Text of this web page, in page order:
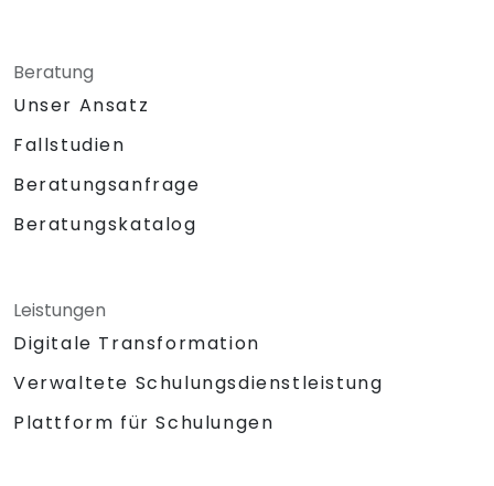
Beratung
Unser Ansatz
Fallstudien
Beratungsanfrage
Beratungskatalog
Leistungen
Digitale Transformation
Verwaltete Schulungsdienstleistung
Plattform für Schulungen